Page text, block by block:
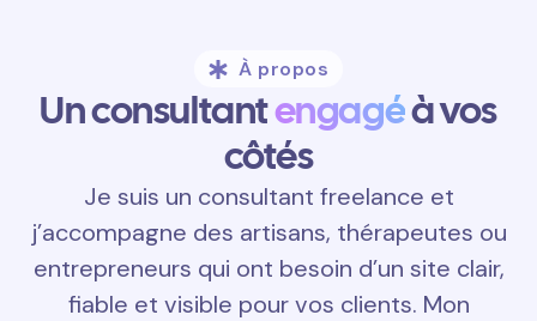
À propos
Un consultantengagéà vos
côtés
Je suis un consultant freelance et
j’accompagne des artisans, thérapeutes ou
entrepreneurs qui ont besoin d’un site clair,
fiable et visible pour vos clients. Mon